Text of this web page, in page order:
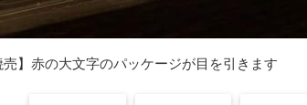
売】赤の大文字のパッケージが目を引きます